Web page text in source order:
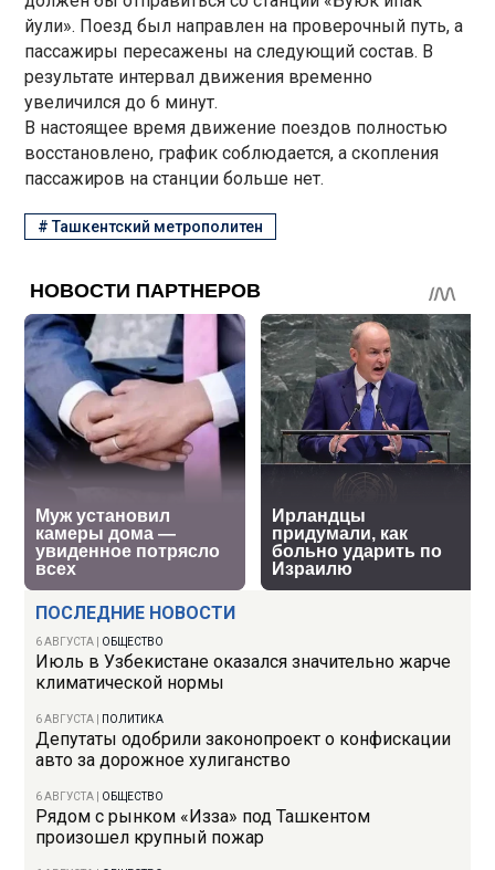
ПОСЛЕДНИЕ НОВОСТИ
6 АВГУСТА ОБЩЕСТВО
Июль в Узбекистане оказался значительно жарче
климатической нормы
6 АВГУСТА ПОЛИТИКА
Депутаты одобрили законопроект о конфискации
авто за дорожное хулиганство
6 АВГУСТА ОБЩЕСТВО
Рядом с рынком «Изза» под Ташкентом
произошел крупный пожар
йули». Поезд был направлен на проверочный путь, а
пассажиры пересажены на следующий состав. В
результате интервал движения временно
увеличился до 6 минут.
В настоящее время движение поездов полностью
восстановлено, график соблюдается, а скопления
пассажиров на станции больше нет.
#Ташкентский метрополитен